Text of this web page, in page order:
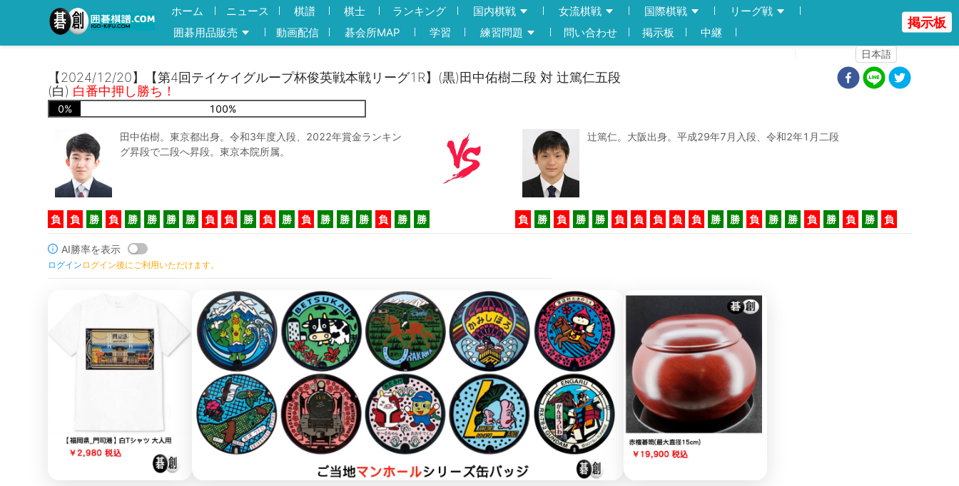
ホーム ニュース 棋譜 棋士 ランキング 国内棋戦 女流棋戦 国際棋戦
リーグ戦
囲碁用品販売
動画配信 碁会所MAP 学習 練習問題 問い合わせ 掲示板
中継
日本語
掲示板
【2024/12/20】【第4回テイケイグループ杯俊英戦本戦リーグ1R】(黒)田中佑樹二段 対 辻篤仁五段
(白) 白番中押し勝ち！
0% 100%
田中佑樹。東京都出身。令和3年度入段、2022年賞金ランキン
グ昇段で二段へ昇段。東京本院所属。
辻篤仁。大阪出身。平成29年7月入段、令和2年1月二段
負 負 勝 負 勝 勝 勝 勝 負 負 勝 負 勝 負 勝 勝 勝 負 勝 勝 負 勝 負 勝 勝 負 負 負 負 負 勝 勝 負 勝 勝 負 勝 負 勝 負
AI勝率を表示
ログイン ログイン後にご利用いただけます。